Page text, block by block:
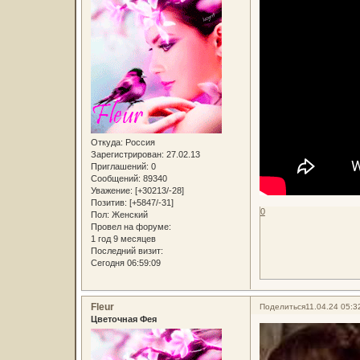
Откуда: Россия
Зарегистрирован: 27.02.13
Приглашений: 0
Сообщений: 89340
Уважение: [+30213/-28]
Позитив: [+5847/-31]
Пол: Женский
Провел на форуме:
1 год 9 месяцев
Последний визит:
Сегодня 06:59:09
0
Поделиться11.04.24
Fleur
Цветочная Фея